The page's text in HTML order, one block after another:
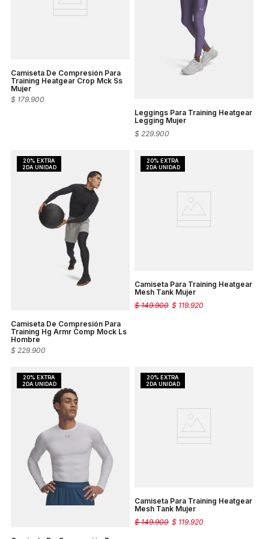
Camiseta De Compresión Para
Training Heatgear Crop Mck Ss
Mujer
$ 179.900
Leggings Para Training Heatgear
Legging Mujer
$ 229.900
Camiseta De Compresión Para
Training Hg Armr Comp Mock Ls
Hombre
$ 229.900
Camiseta Para Training Heatgear
Mesh Tank Mujer
$ 119.920
$ 149.900
Camiseta Para Training Heatgear
Mesh Tank Mujer
$ 119.920
$ 149.900